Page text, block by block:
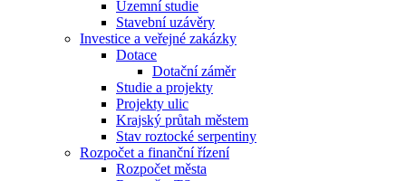
Územní studie
Stavební uzávěry
Investice a veřejné zakázky
Dotace
Dotační záměr
Studie a projekty
Projekty ulic
Krajský průtah městem
Stav roztocké serpentiny
Rozpočet a finanční řízení
Rozpočet města